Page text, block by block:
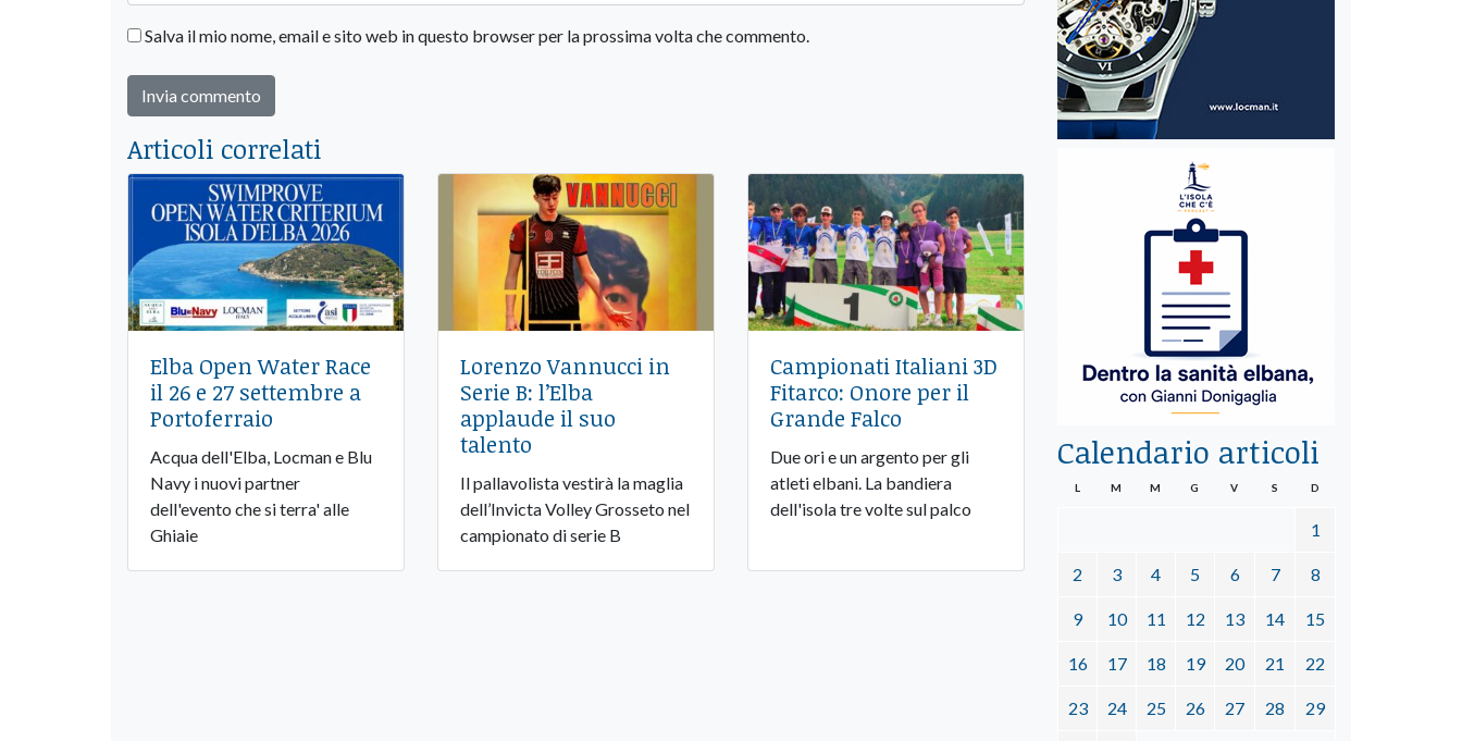
Salva il mio nome, email e sito web in questo browser per la prossima volta che commento.
Articoli correlati
Elba Open Water Race
il 26 e 27 settembre a
Portoferraio
Acqua dell'Elba, Locman e Blu
Navy i nuovi partner
dell'evento che si terra' alle
Ghiaie
Lorenzo Vannucci in
Serie B: l’Elba
applaude il suo
talento
Il pallavolista vestirà la maglia
dell’Invicta Volley Grosseto nel
campionato di serie B
Campionati Italiani 3D
Fitarco: Onore per il
Grande Falco
Due ori e un argento per gli
atleti elbani. La bandiera
dell'isola tre volte sul palco
Calendario articoli
L M M G V S D
1
2 3 4 5 6 7 8
9 10 11 12 13 14 15
16 17 18 19 20 21 22
23 24 25 26 27 28 29